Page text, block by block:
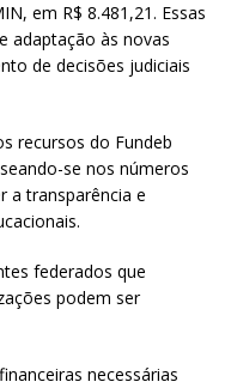
em R$ 8.481,21. Essas
adaptação às novas
de decisões judiciais
recursos do Fundeb
se nos números
a transparência e
federados que
podem ser
necessárias